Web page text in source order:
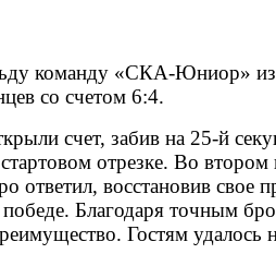
команду «СКА-Юниор»
со счетом 6:4.
счет, забив на 25-й
отрезке. Во
восстановив свое
Благодаря точным
Гостям удалось